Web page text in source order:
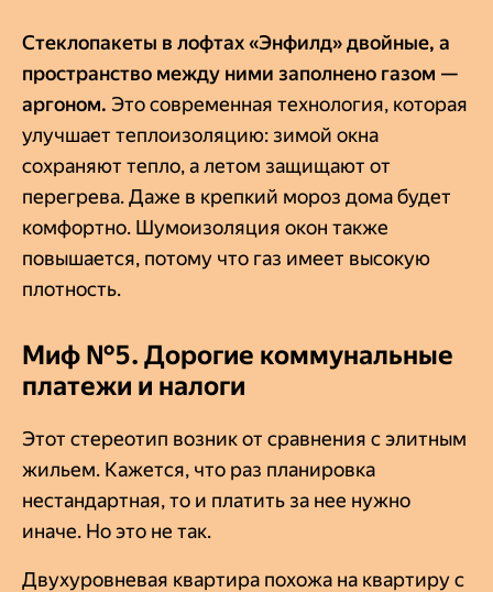
Стеклопакеты в лофтах «Энфилд»двойные, а
пространство между ними заполнено газом —
аргоном. Это современная технология, которая
улучшает теплоизоляцию: зимой окна
сохраняют тепло, а летом защищают от
перегрева. Даже в крепкий мороз дома будет
комфортно. Шумоизоляция окон также
повышается, потому что газ имеет высокую
плотность.
Миф №5. Дорогие коммунальные
платежи и налоги
Этот стереотип возник от сравнения с элитным
жильем. Кажется, что раз планировка
нестандартная, то и платить за нее нужно
иначе. Но это не так.
Двухуровневая квартира похожа на квартиру с